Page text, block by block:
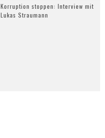
Korruption stoppen: Interview mit
Lukas Straumann